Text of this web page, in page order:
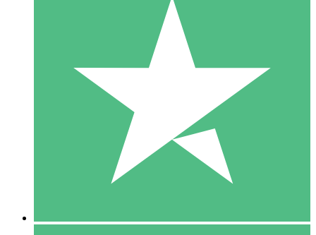
Pacotes de Créditos Individuais
Pague conforme o uso com créditos de download. Sem
1000